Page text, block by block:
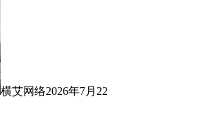
横艾网络2026年7月22